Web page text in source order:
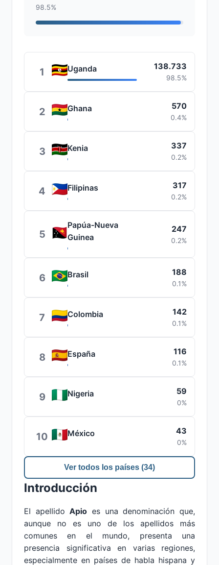
98.5%
1 Uganda 138.733
98.5%
2 Ghana 570
0.4%
3 Kenia 337
0.2%
4 Filipinas 317
0.2%
5
Papúa-Nueva
Guinea
247
0.2%
6 Brasil 188
0.1%
7 Colombia 142
0.1%
8 España 116
0.1%
9 Nigeria 59
0%
10 México 43
0%
Ver todos los países (34)
Introducción
El apellidoApio es una denominación que,
aunque no es uno de los apellidos más
comunes en el mundo, presenta una
presencia significativa en varias regiones,
especialmente en países de habla hispana y